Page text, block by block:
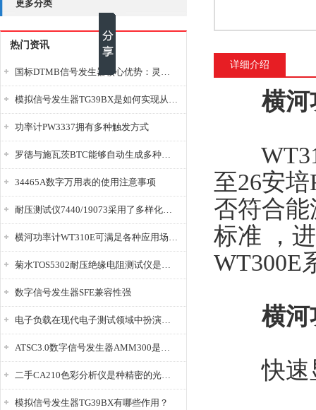
更多分类
热门资讯
国标DTMB信号发生器核心优势：灵活性与准确性的结合
模拟信号发生器TG39BX是如何实现从直流到交流的波形转换?
功率计PW3337拥有多种触发方式
罗德与施瓦茨BTC能够自动生成多种音视频信号
34465A数字万用表的使用注意事项
耐压测试仪7440/19073采用了多样化的功能设计
横河功率计WT310E可满足各种应用场景的需求
菊水TOS5302耐压绝缘电阻测试仪是种重要的电气安全检测设备
数字信号发生器SFE兼容性强
电子负载在现代电子测试领域中扮演着重要的角色
ATSC3.0数字信号发生器AMM300是能够产生各种数字信号的电子设备
二手CA210色彩分析仪是种精密的光学测量仪器
模拟信号发生器TG39BX有哪些作用？
详细介绍
横河
至26安
否符合能
标准 ，
WT300E
横河
快速显